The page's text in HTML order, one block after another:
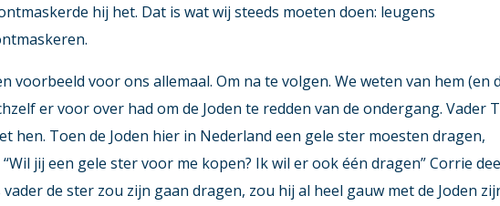
hij het. Dat is wat wij steeds moeten doen: leugens
voorbeeld voor ons allemaal. Om na te volgen. We weten van hem (en
er voor over had om de Joden te redden van de ondergang. Vader
hen. Toen de Joden hier in Nederland een gele ster moesten dragen,
jij een gele ster voor me kopen? Ik wil er ook één dragen” Corrie
de ster zou zijn gaan dragen, zou hij al heel gauw met de Joden